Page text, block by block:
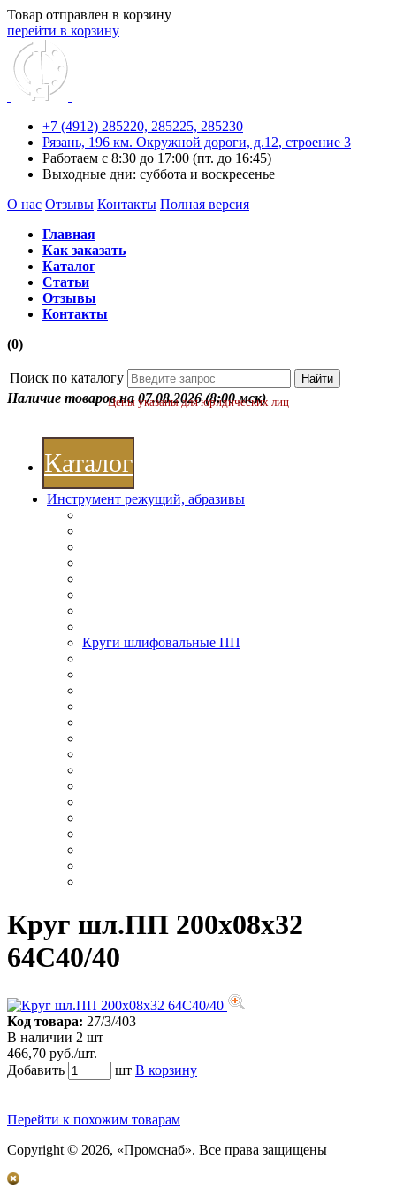
Товар отправлен в корзину
перейти в корзину
+7 (4912) 285220, 285225, 285230
Рязань, 196 км. Окружной дороги, д.12, строение 3
Работаем с 8:30 до 17:00 (пт. до 16:45)
Выходные дни: суббота и воскресенье
О нас Отзывы Контакты Полная версия
Главная
Как заказать
Каталог
Статьи
Отзывы
Контакты
(0)
Поиск по каталогу
Наличие товаров на 07.08.2026 (8:00 мск)
Цены указаны для юридических лиц
Каталог
Инструмент режущий, абразивы
Круги шлифовальные ПП
Круг шл.ПП 200х08х32
64С40/40
Код товара: 27/3/403
В наличии 2 шт
466,70 руб./шт.
Добавить
шт В корзину
Перейти к похожим товарам
Copyright © 2026, «Промснаб». Все права защищены